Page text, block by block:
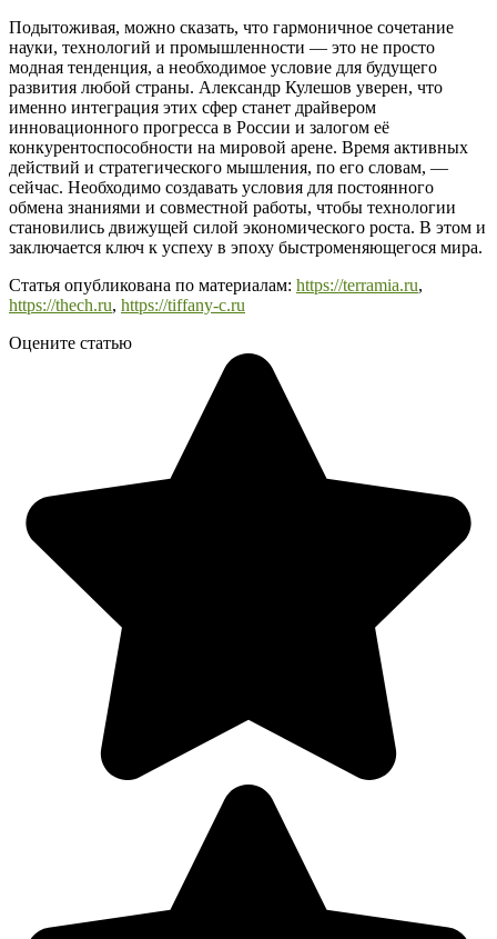
Подытоживая, можно сказать, что гармоничное сочетание
науки, технологий и промышленности — это не просто
модная тенденция, а необходимое условие для будущего
развития любой страны. Александр Кулешов уверен, что
именно интеграция этих сфер станет драйвером
инновационного прогресса в России и залогом её
конкурентоспособности на мировой арене. Время активных
действий и стратегического мышления, по его словам, —
сейчас. Необходимо создавать условия для постоянного
обмена знаниями и совместной работы, чтобы технологии
становились движущей силой экономического роста. В этом и
заключается ключ к успеху в эпоху быстроменяющегося мира.
Статья опубликована по материалам: https://terramia.ru,
https://thech.ru, https://tiffany-c.ru
Оцените статью